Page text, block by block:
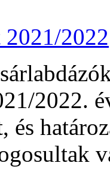
2022
2022.
és